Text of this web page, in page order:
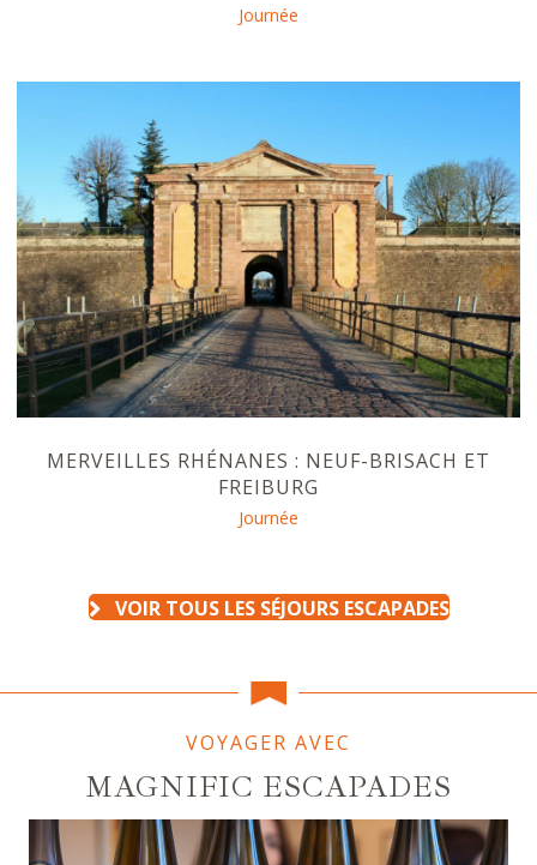
Journée
MERVEILLES RHÉNANES : NEUF-BRISACH ET
FREIBURG
Journée
VOIR TOUS LES SÉJOURS ESCAPADES
VOYAGER AVEC
MAGNIFIC ESCAPADES